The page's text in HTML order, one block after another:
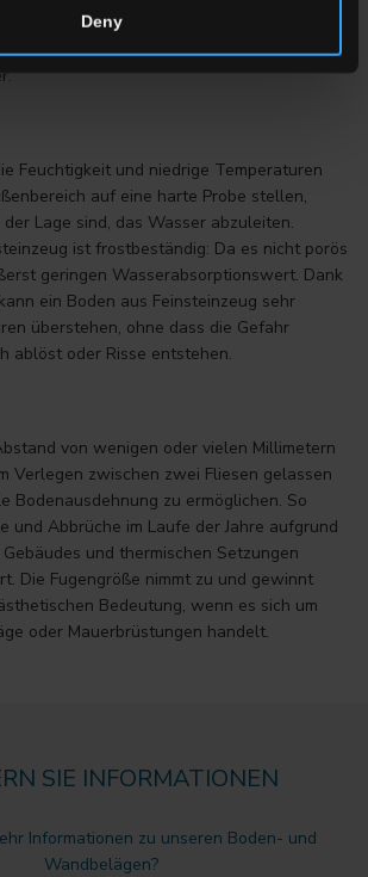
Deny
Sitzflächen für Bänke und auch
und städtische Bereiche wie Blumenkübel
Feuchtigkeit und niedrige Temperaturen
auf eine harte Probe stellen,
Lage sind, das Wasser abzuleiten.
ist frostbeständig: Da es nicht porös
geringen Wasserabsorptionswert. Dank
ein Boden aus Feinsteinzeug sehr
überstehen, ohne dass die Gefahr
ablöst oder Risse entstehen.
von wenigen oder vielen Millimetern
Verlegen zwischen zwei Fliesen gelassen
Bodenausdehnung zu ermöglichen. So
und Abbrüche im Laufe der Jahre aufgrund
und thermischen Setzungen
Die Fugengröße nimmt zu und gewinnt
Bedeutung, wenn es sich um
oder Mauerbrüstungen handelt.
SIE INFORMATIONEN
Informationen zu unseren Boden- und
Wandbelägen?